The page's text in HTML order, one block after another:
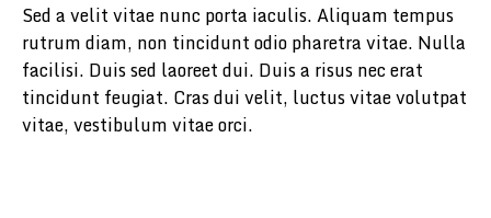
Sed a velit vitae nunc porta iaculis. Aliquam tempus
rutrum diam, non tincidunt odio pharetra vitae. Nulla
facilisi. Duis sed laoreet dui. Duis a risus nec erat
tincidunt feugiat. Cras dui velit, luctus vitae volutpat
vitae, vestibulum vitae orci.